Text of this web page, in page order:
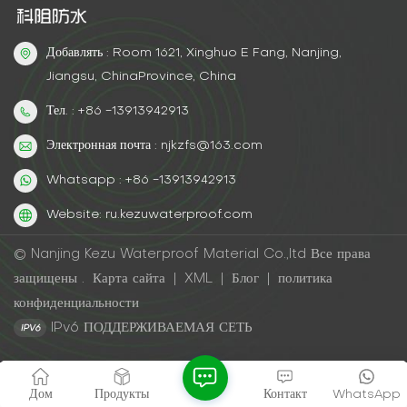
проблемы с бетонной конструкцией. Поэтому, прежде чем
использовать технологию тампонирования для ремонта,
необходима детальная оценка конструкции и проектирование,
целом, затирка является эффективным методом ремонта и
укрепления трещин и пустот в бетонных конструкциях. Это
повышает устойчивость и долговечность конструкции, а также
продлевает срок ее службы. При выборе материалов для
окружающей среды и устойчивость, чтобы гарантировать, что
Добавлять : Room 1621, Xinghuo E Fang, Nanjing,
Jiangsu, ChinaProvince, China
Тел. : +86 -13913942913
Электронная почта : njkzfs@163.com
Whatsapp : +86 -13913942913
Website: ru.kezuwaterproof.com
© Nanjing Kezu Waterproof Material Co.,ltd Все права
защищены .
Карта сайта XML Блог
политика
конфиденциальности
IPv6 ПОДДЕРЖИВАЕМАЯ СЕТЬ
Дом Продукты WhatsApp
Контакт